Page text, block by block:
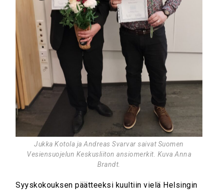
Jukka Kotola ja Andreas Svarvar saivat Suomen
Vesiensuojelun Keskusliiton ansiomerkit. Kuva Anna
Brandt.
Syyskokouksen päätteeksi kuultiin vielä Helsingin